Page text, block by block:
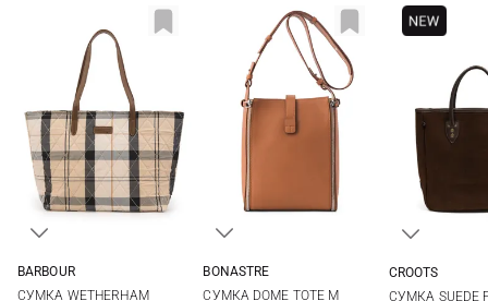
BARBOUR
СУМКА WETHERHAM
BONASTRE
СУМКА DOME TOTE M
CROOTS
СУМКА SUEDE